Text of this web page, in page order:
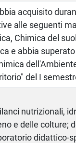
acquisito
alle seguenti
Chimica del
e abbia
del I
nutrizionali,
e delle colture;
didattico-